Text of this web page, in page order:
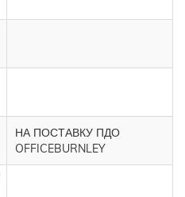
НА ПОСТАВКУ ПДО
OFFICEBURNLEY